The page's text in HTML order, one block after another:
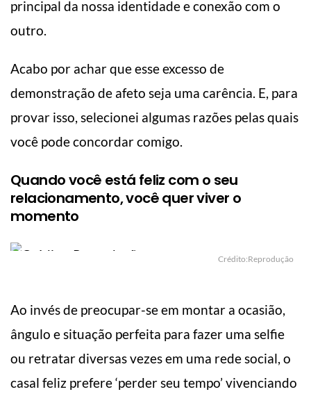
principal da nossa identidade e conexão com o
outro.
Acabo por achar que esse excesso de
demonstração de afeto seja uma carência. E, para
provar isso, selecionei algumas razões pelas quais
você pode concordar comigo.
Quando você está feliz com o seu
relacionamento, você quer viver o
momento
Crédito:Reprodução
Ao invés de preocupar-se em montar a ocasião,
ângulo e situação perfeita para fazer uma selfie
ou retratar diversas vezes em uma rede social, o
casal feliz prefere ‘perder seu tempo’ vivenciando